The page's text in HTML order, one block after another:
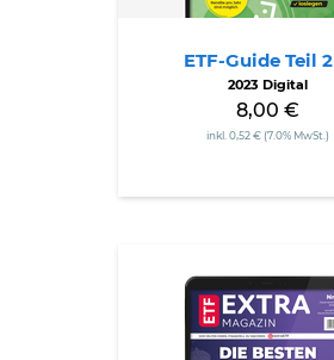
ETF-Guide Teil 2
2023 Digital
8,00 €
inkl. 0,52 € (7.0% MwSt.)
besten
Strategien